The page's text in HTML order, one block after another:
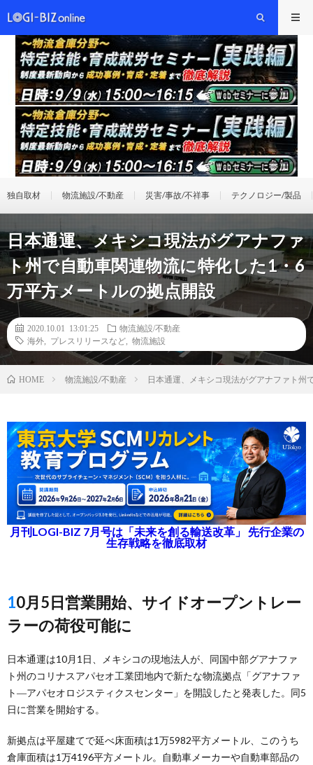
独自取材 物流施設/不動産 災害/事故/不祥事 テクノロジー/製品
日本通運、メキシコ現法がグアナファ
ト州で自動車関連物流に特化した1・6
万平方メートルの拠点開設
2020.10.01 13:01:25
物流施設/不動産
海外
プレスリリースなど 物流施設
HOME 物流施設/不動産 日本通運、メキシコ現法がグアナファト
月刊LOGI-BIZ 7月号は「未来を創る輸送改革」 先行企業の
生存戦略を徹底取材
10月5日営業開始、サイドオープントレー
ラーの荷役可能に
日本通運は10月1日、メキシコの現地法人が、同国中部グアナファ
ト州のコリナスアパセオ工業団地内で新たな物流拠点「グアナファ
ト―アパセオロジスティクスセンター」を開設したと発表した。同5
日に営業を開始する。
新拠点は平屋建てで延べ床面積は1万5982平方メートル、このうち
倉庫面積は1万4196平方メートル。自動車メーカーや自動車部品の